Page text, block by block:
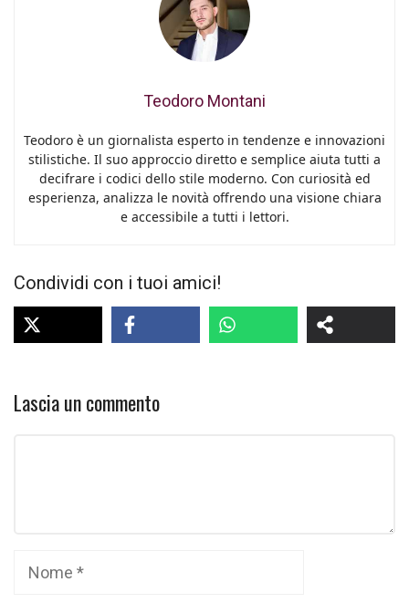
Teodoro Montani
Teodoro è un giornalista esperto in tendenze e innovazioni
stilistiche. Il suo approccio diretto e semplice aiuta tutti a
decifrare i codici dello stile moderno. Con curiosità ed
esperienza, analizza le novità offrendo una visione chiara
e accessibile a tutti i lettori.
Condividi con i tuoi amici!
Lascia un commento